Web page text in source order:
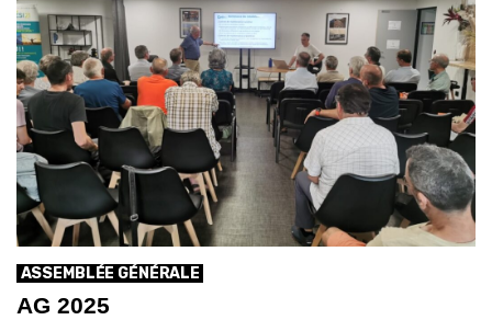
ASSEMBLÉE GÉNÉRALE
AG 2025